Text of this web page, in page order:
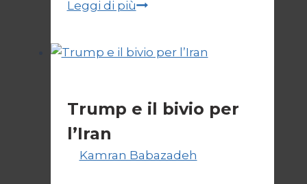
Leggi di piùAutopsia
Conflitto:
giustificazione
Trump e il bivio per
l’Iran
Kamran Babazadeh